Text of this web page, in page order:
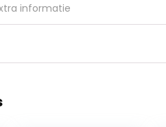
informatie